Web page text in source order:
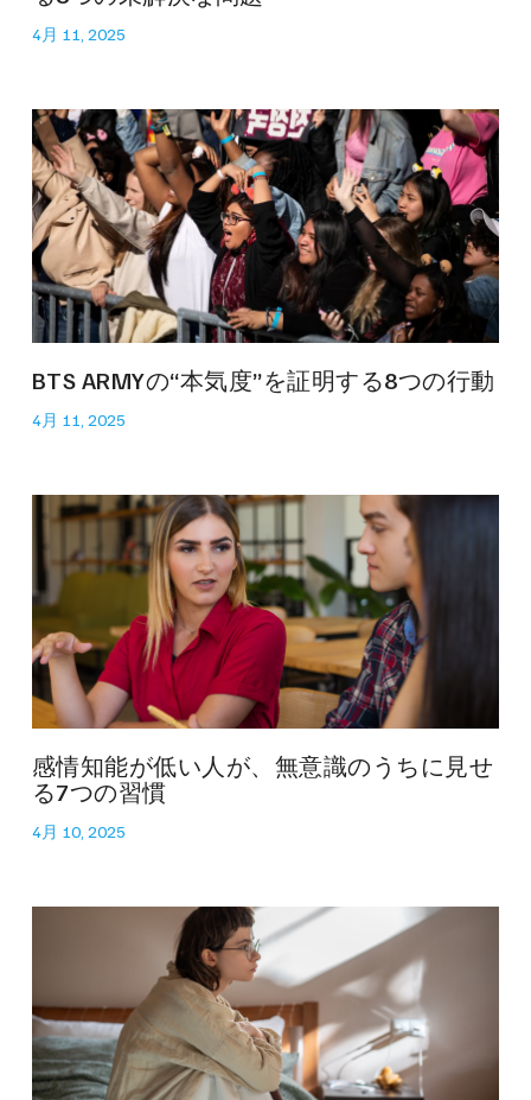
4月 11, 2025
BTS ARMYの“本気度”を証明する8つの行動
4月 11, 2025
感情知能が低い人が、無意識のうちに見せ
る7つの習慣
4月 10, 2025